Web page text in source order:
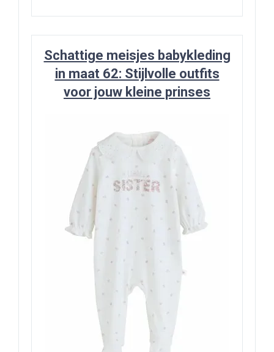
Schattige meisjes babykleding
in maat 62: Stijlvolle outfits
voor jouw kleine prinses